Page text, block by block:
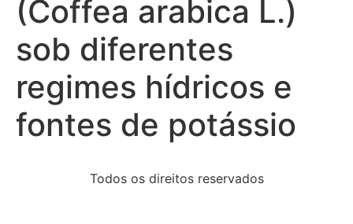
(Coffea arabica L.)
sob diferentes
regimes hídricos e
fontes de potássio
Todos os direitos reservados